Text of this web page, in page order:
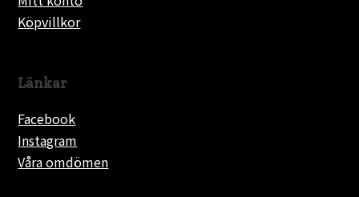
Köpvillkor
Länkar
Facebook
Instagram
Våra omdömen